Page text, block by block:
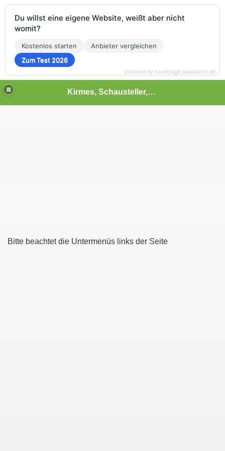
Kirmes, Schausteller,Volksfest,Chilbi,Rummel und vieles mehr
Bitte beachtet die Untermenüs links der Seite
Du willst eine eigene Website, weißt aber nicht
womit?
Kostenlos starten
Anbieter vergleichen
Zum Test 2026
powered by homepage-baukasten.de